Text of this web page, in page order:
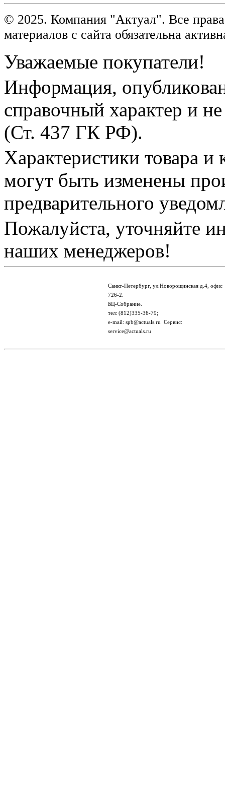
© 2025. Компания "Актуал". Все
материалов с сайта обязательна
Уважаемые покупатели!
Информация,
справочный характер и
(Ст. 437 ГК РФ).
Характеристики товара и
могут быть изменены
предварительного
Пожалуйста, уточняйте
наших менеджеров!
Санкт-Петербург, ул.Новорощинская д.4, офис
726-2.
БЦ-Собрание.
тел: (812)335-36-79;
e-mail: spb@actuals.ru Сервис:
service@actuals.ru